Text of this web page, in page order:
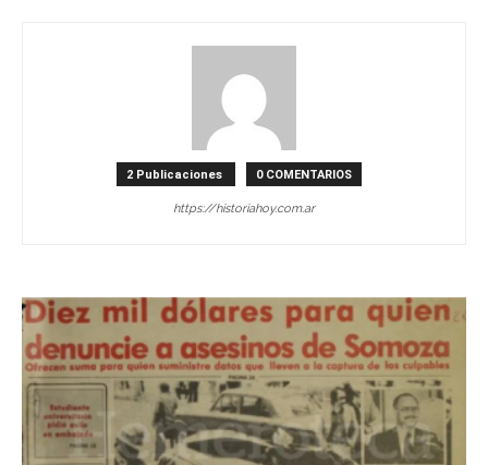
2 Publicaciones 0 COMENTARIOS
https://historiahoy.com.ar